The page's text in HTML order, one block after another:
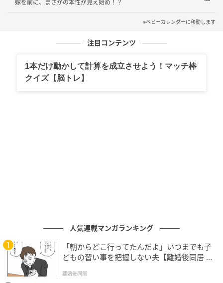
婚約者の彼から「手紙が届いた」というのです。
この世にいない人から手紙が届くはずがありません。
けれど母は、それが嘘ではないと真剣な声で続けまし
手紙には、結婚3年目の私たちが仲良くやっているだろ
言葉がつづられていました。喧嘩したときにはこの手
紙を思い出してほしいこと、私と出会えて本当に幸せ
だったこと、世界でいちばん私を愛していること
嫁を前に、まさかの本性が見え始め！？
※ベビーカレンダーに移動します
注目コンテンツ
1本だけ動かして計算を成立させよう！マッチ棒
クイズ【脳トレ】
人気連載マンガランキング
「朝からどこ行ってたんだよ」いつまでも子
どもの習い事を把握しない夫【離婚後同居 Vo
離婚後同居